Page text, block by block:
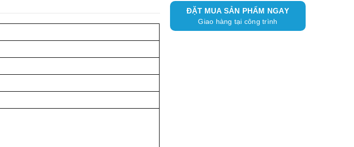
ĐẶT MUA SẢN PHẨM NGAY
Giao hàng tại công trình